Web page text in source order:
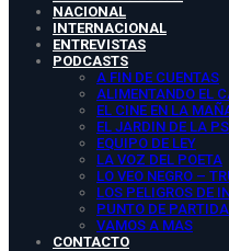
NACIONAL
INTERNACIONAL
ENTREVISTAS
PODCASTS
A FIN DE CUENTAS
ALIMENTANDO EL
EL CINE EN LA
EL JARDIN DE LA
EQUIPO DE LEY
LA VOZ DEL POETA
LO VEO NEGRO –
LOS PELIGROS DE
PUNTO DE PARTIDA
VAMOS A MAS
CONTACTO